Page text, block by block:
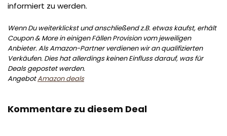
informiert zu werden.
Wenn Du weiterklickst und anschließend z.B. etwas kaufst, erhält
Coupon & More in einigen Fällen Provision vom jeweiligen
Anbieter. Als Amazon-Partner verdienen wir an qualifizierten
Verkäufen. Dies hat allerdings keinen Einfluss darauf, was für
Deals gepostet werden.
AngebotAmazon deals
Kommentare zu diesem Deal